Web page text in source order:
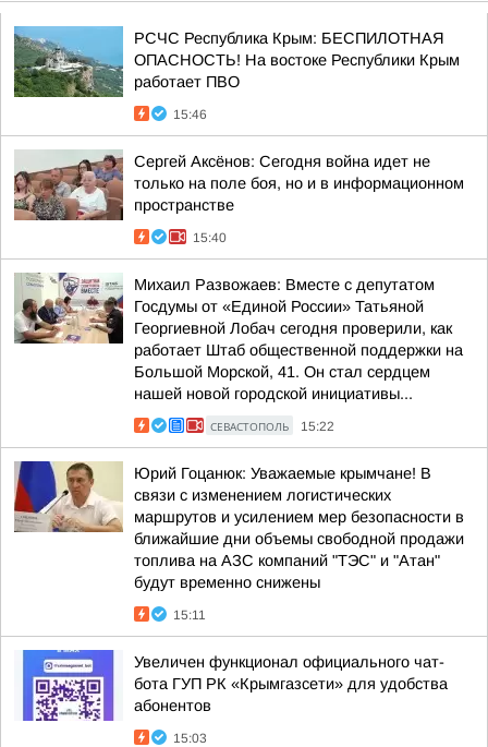
РСЧС Республика Крым: БЕСПИЛОТНАЯ
ОПАСНОСТЬ! На востоке Республики Крым
работает ПВО
15:46
Сергей Аксёнов: Сегодня война идет не
только на поле боя, но и в информационном
пространстве
15:40
Михаил Развожаев: Вместе с депутатом
Госдумы от «Единой России» Татьяной
Георгиевной Лобач сегодня проверили, как
работает Штаб общественной поддержки на
Большой Морской, 41. Он стал сердцем
нашей новой городской инициативы...
СЕВАСТОПОЛЬ 15:22
Юрий Гоцанюк: Уважаемые крымчане! В
связи с изменением логистических
маршрутов и усилением мер безопасности в
ближайшие дни объемы свободной продажи
топлива на АЗС компаний "ТЭС" и "Атан"
будут временно снижены
15:11
Увеличен функционал официального чат-
бота ГУП РК «Крымгазсети» для удобства
абонентов
15:03